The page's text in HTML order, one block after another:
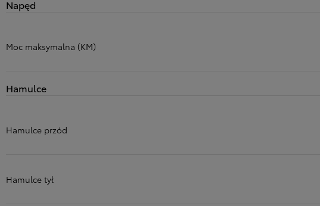
Napęd
Moc maksymalna (KM)
Hamulce
Hamulce przód
Hamulce tył